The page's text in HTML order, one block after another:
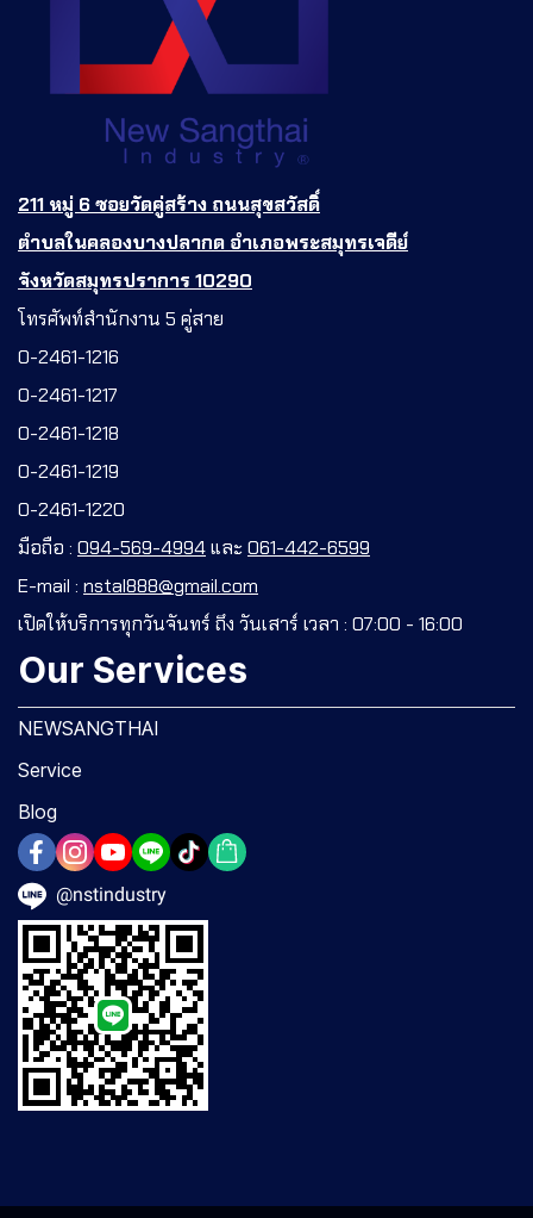
211 หมู่ 6 ซอยวัดคู่สร้าง ถนนสุขสวัสดิ์
ตำบลในคลองบางปลากด อำเภอพระสมุทรเจดีย์
จังหวัดสมุทรปราการ 10290
โทรศัพท์สำนักงาน 5 คู่สาย
0-2461-1216
0-2461-1217
0-2461-1218
0-2461-1219
0-2461-1220
มือถือ : 094-569-4994และ061-442-6599
E-mail : nstal888@gmail.com
เปิดให้บริการทุกวันจันทร์ ถึง วันเสาร์ เวลา : 07:00 - 16:00
Our Services
NEWSANGTHAI
Service
Blog
@nstindustry